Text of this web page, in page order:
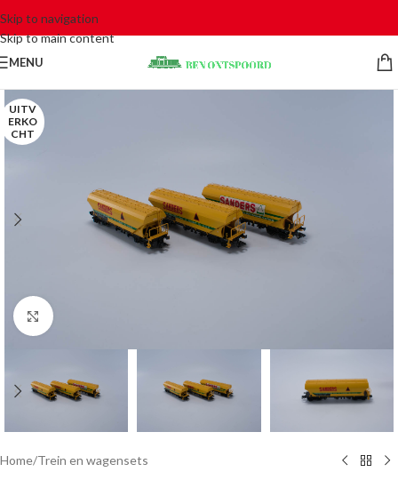
Skip to navigation
Skip to main content
MENU
UITV
ERKO
CHT
Click to enlarge
Home/Trein en wagensets